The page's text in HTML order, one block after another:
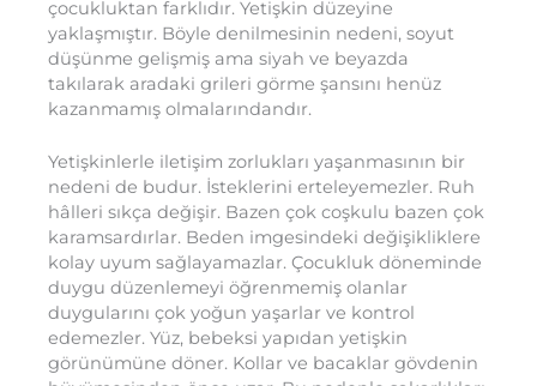
çocukluktan farklıdır. Yetişkin düzeyine
yaklaşmıştır. Böyle denilmesinin nedeni, soyut
düşünme gelişmiş ama siyah ve beyazda
takılarak aradaki grileri görme şansını henüz
kazanmamış olmalarındandır.
Yetişkinlerle iletişim zorlukları yaşanmasının bir
nedeni de budur. İsteklerini erteleyemezler. Ruh
hâlleri sıkça değişir. Bazen çok coşkulu bazen çok
karamsardırlar. Beden imgesindeki değişikliklere
kolay uyum sağlayamazlar. Çocukluk döneminde
duygu düzenlemeyi öğrenmemiş olanlar
duygularını çok yoğun yaşarlar ve kontrol
edemezler. Yüz, bebeksi yapıdan yetişkin
görünümüne döner. Kollar ve bacaklar gövdenin